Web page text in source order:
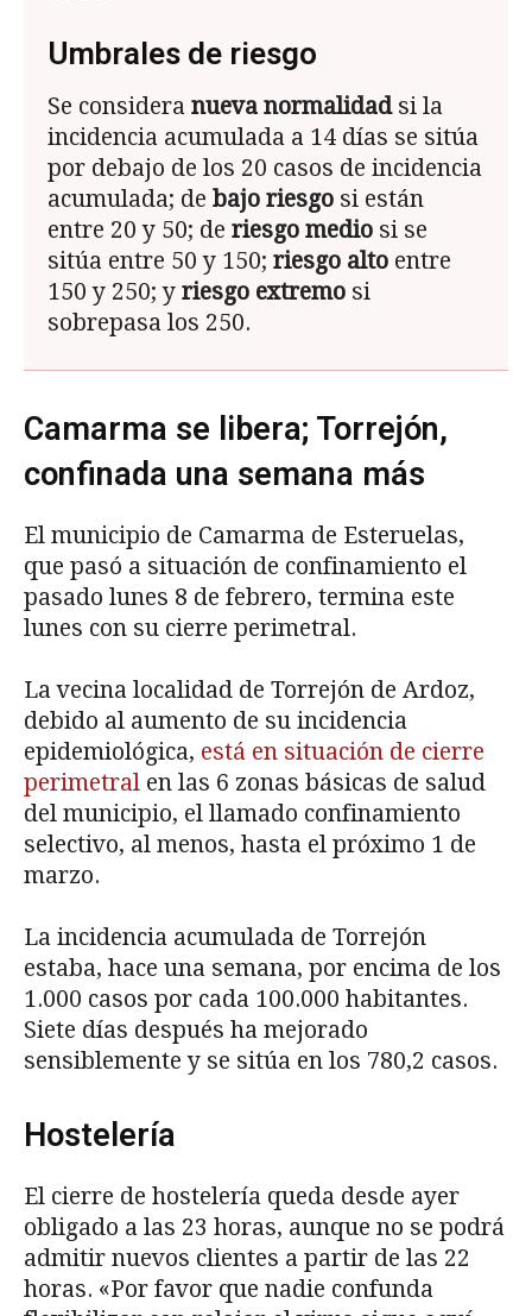
Umbrales de riesgo
Se considera nueva normalidad si la
incidencia acumulada a 14 días se sitúa
por debajo de los 20 casos de incidencia
acumulada; de bajo riesgo si están
entre 20 y 50; de riesgo medio si se
sitúa entre 50 y 150; riesgo alto entre
150 y 250; y riesgo extremo si
sobrepasa los 250.
Camarma se libera; Torrejón,
confinada una semana más
El municipio de Camarma de Esteruelas,
que pasó a situación de confinamiento el
pasado lunes 8 de febrero, termina este
lunes con su cierre perimetral.
La vecina localidad de Torrejón de Ardoz,
debido al aumento de su incidencia
epidemiológica, está en situación de cierre
perimetral en las 6 zonas básicas de salud
del municipio, el llamado confinamiento
selectivo, al menos, hasta el próximo 1 de
marzo.
La incidencia acumulada de Torrejón
estaba, hace una semana, por encima de los
1.000 casos por cada 100.000 habitantes.
Siete días después ha mejorado
sensiblemente y se sitúa en los 780,2 casos.
Hostelería
El cierre de hostelería queda desde ayer
obligado a las 23 horas, aunque no se podrá
admitir nuevos clientes a partir de las 22
horas. «Por favor que nadie confunda